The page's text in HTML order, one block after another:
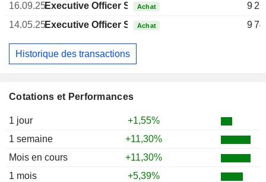
Cotations et Performances
1 jour
+1,55%
1 semaine
+11,30%
Mois en cours
+11,30%
1 mois
+5,39%
16.09.25Executive Officer Swiss
Achat
9
14.05.25Executive Officer Swiss
Achat 9
Historique des transactions